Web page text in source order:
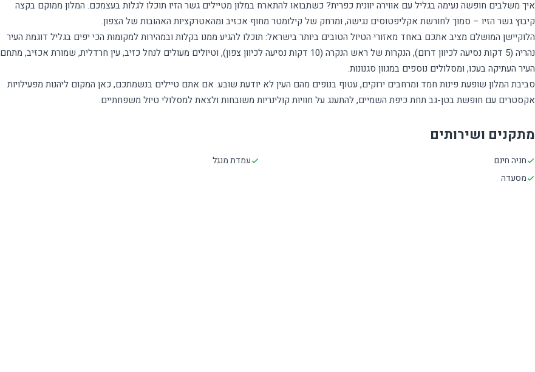
איך משלבים חופשה נעימה בגליל עם אווירה יוונית כפרית? כשתבואו להתארח במלון מטיילים גשר הזיו תוכלו לגלות בעצמכם. המלון ממוקם בקצה
הלוקיישן המושלם מציב אתכם באחד מאזורי הטיול הטובים ביותר בישראל: תוכלו להגיע ממנו בקלות ובמהירות למקומות הכי יפים בגליל דוגמת העיר
נהריה (5 דקות נסיעה לכיוון דרום), הנקרות של ראש הנקרה (10 דקות נסיעה לכיוון צפון), וטיולים מעולים לנחל כזיב, עין חרדלית, שמורת אכזיב, מתחם
סביבת המלון שופעת פינות חמד ומרחבים ירוקים, עטוף בנופים מהם העין לא יודעת שובע. אם אתם טיילים בנשמתכם, כאן המקום ליהנות מפעילויות
אקסטרים עם חופשת בטן-גב תחת כיפת השמיים, להתענג על חוויות קולינריות משובחות ולצאת למסלולי טיול משפחתיים.
מתקנים ושירותים
חניה חינם
מסעדה
עמדת מנגל